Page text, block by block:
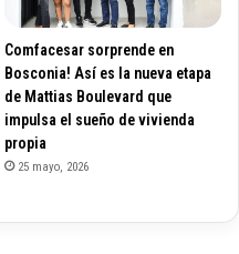
Comfacesar sorprende en
Bosconia! Así es la nueva etapa
de Mattias Boulevard que
impulsa el sueño de vivienda
propia
25 mayo, 2026